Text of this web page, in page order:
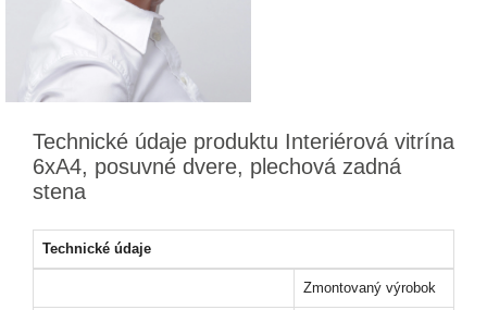
Technické údaje produktu Interiérová vitrína
6xA4, posuvné dvere, plechová zadná
stena
Technické údaje
Zmontovaný výrobok